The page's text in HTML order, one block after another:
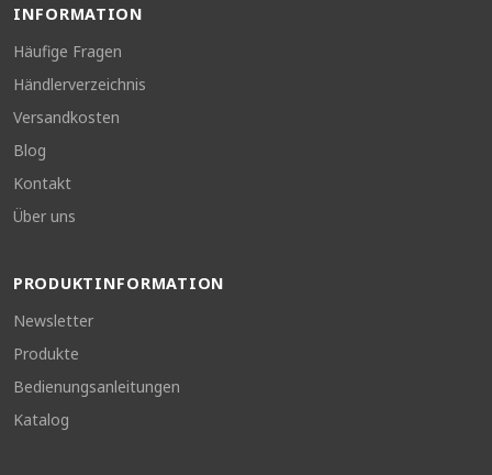
INFORMATION
Häufige Fragen
Händlerverzeichnis
Versandkosten
Blog
Kontakt
Über uns
PRODUKTINFORMATION
Newsletter
Produkte
Bedienungsanleitungen
Katalog